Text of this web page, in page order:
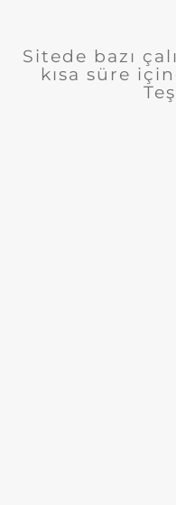
Sitede bazı
kısa süre